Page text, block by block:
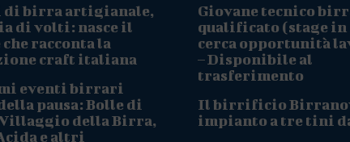
di birra artigianale,
di volti: nasce il
racconta la
craft italiana
eventi birrari
pausa: Bolle di
della Birra,
e altri
Giovane tecnico
qualificato (stage
cerca opportunità
– Disponibile al
trasferimento
Il birrificio
impianto a tre tini